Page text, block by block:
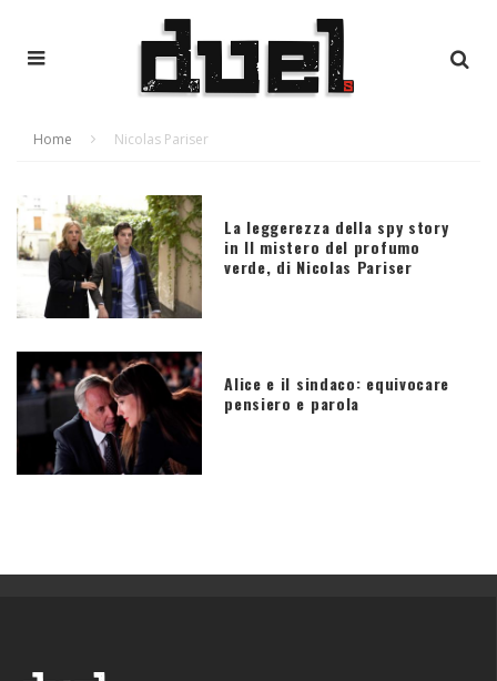
Home Nicolas Pariser
La leggerezza della spy story
in Il mistero del profumo
verde, di Nicolas Pariser
Alice e il sindaco: equivocare
pensiero e parola